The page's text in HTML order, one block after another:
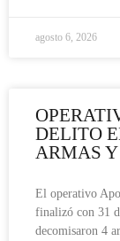
agosto 6, 2026
DELITO
ARMAS
El operativo
finalizó con 31
decomisaron 4